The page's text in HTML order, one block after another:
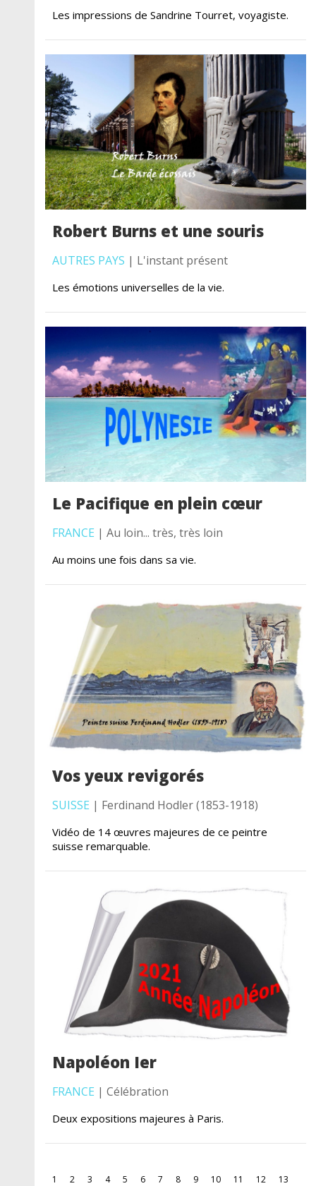
Les impressions de Sandrine Tourret, voyagiste.
Robert Burns et une souris
AUTRES PAYS | L'instant présent
Les émotions universelles de la vie.
Le Pacifique en plein cœur
FRANCE | Au loin... très, très loin
Au moins une fois dans sa vie.
Vos yeux revigorés
SUISSE | Ferdinand Hodler (1853-1918)
Vidéo de 14 œuvres majeures de ce peintre
suisse remarquable.
Napoléon Ier
FRANCE | Célébration
Deux expositions majeures à Paris.
1 2 3 4 5 6 7 8 9 10 11 12
13